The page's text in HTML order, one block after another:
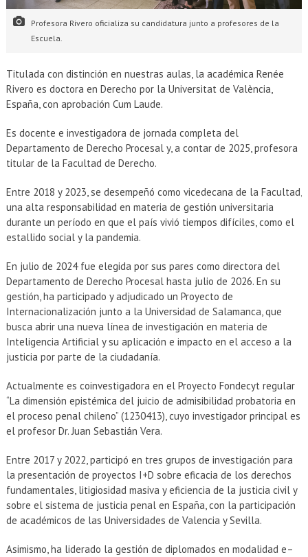
Profesora Rivero oficializa su candidatura junto a profesores de la
Escuela.
Titulada con distinción en nuestras aulas, la académica Renée
Rivero es doctora en Derecho por la Universitat de València,
España, con aprobación Cum Laude.
Es docente e investigadora de jornada completa del
Departamento de Derecho Procesal y, a contar de 2025, profesora
titular de la Facultad de Derecho.
Entre 2018 y 2023, se desempeñó como vicedecana de la Facultad,
una alta responsabilidad en materia de gestión universitaria
durante un período en que el país vivió tiempos difíciles, como el
estallido social y la pandemia.
En julio de 2024 fue elegida por sus pares como directora del
Departamento de Derecho Procesal hasta julio de 2026. En su
gestión, ha participado y adjudicado un Proyecto de
Internacionalización junto a la Universidad de Salamanca, que
busca abrir una nueva línea de investigación en materia de
Inteligencia Artificial y su aplicación e impacto en el acceso a la
justicia por parte de la ciudadanía.
Actualmente es coinvestigadora en el Proyecto Fondecyt regular
“La dimensión epistémica del juicio de admisibilidad probatoria en
el proceso penal chileno” (1230413), cuyo investigador principal es
el profesor Dr. Juan Sebastián Vera.
Entre 2017 y 2022, participó en tres grupos de investigación para
la presentación de proyectos I+D sobre eficacia de los derechos
fundamentales, litigiosidad masiva y eficiencia de la justicia civil y
sobre el sistema de justicia penal en España, con la participación
de académicos de las Universidades de Valencia y Sevilla.
Asimismo, ha liderado la gestión de diplomados en modalidad e–